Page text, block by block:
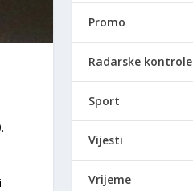
Promo
Radarske kontrole
Sport
Vijesti
Vrijeme